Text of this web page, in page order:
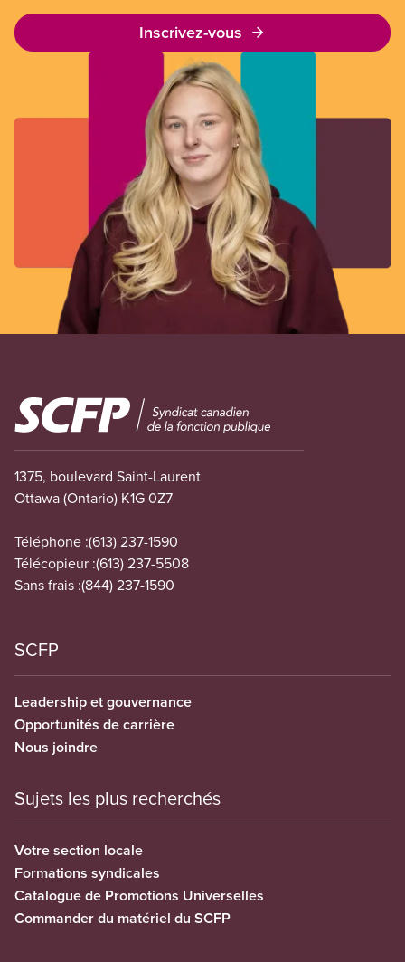
Inscrivez-vous
Image
1375, boulevard Saint-Laurent
Ottawa (Ontario) K1G 0Z7
Téléphone :(613) 237-1590
Télécopieur :(613) 237-5508
Sans frais :(844) 237-1590
SCFP
Leadership et gouvernance
Opportunités de carrière
Nous joindre
Sujets les plus recherchés
Votre section locale
Formations syndicales
Catalogue de Promotions Universelles
Commander du matériel du SCFP